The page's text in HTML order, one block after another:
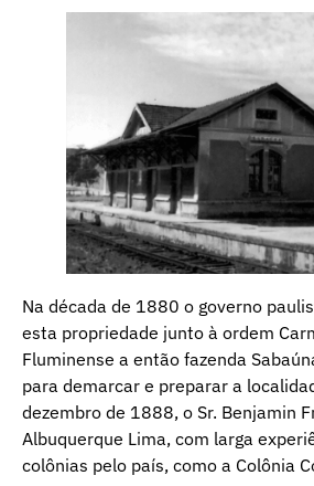
Na década de 1880 o governo
esta propriedade junto à ordem
Fluminense a então fazenda
para demarcar e preparar a
dezembro de 1888, o Sr. Benjamin
Albuquerque Lima, com larga
colônias pelo país, como a Colônia